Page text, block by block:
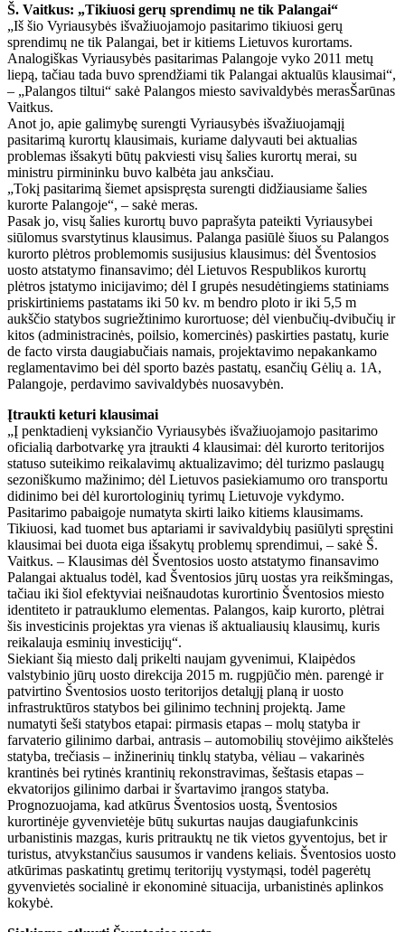
Š. Vaitkus: „Tikiuosi gerų sprendimų ne tik Palangai“
„Iš šio Vyriausybės išvažiuojamojo pasitarimo tikiuosi gerų
sprendimų ne tik Palangai, bet ir kitiems Lietuvos kurortams.
Analogiškas Vyriausybės pasitarimas Palangoje vyko 2011 metų
liepą, tačiau tada buvo sprendžiami tik Palangai aktualūs klausimai“,
– „Palangos tiltui“ sakė Palangos miesto savivaldybės merasŠarūnas
Vaitkus.
Anot jo, apie galimybę surengti Vyriausybės išvažiuojamąjį
pasitarimą kurortų klausimais, kuriame dalyvauti bei aktualias
problemas išsakyti būtų pakviesti visų šalies kurortų merai, su
ministru pirmininku buvo kalbėta jau anksčiau.
„Tokį pasitarimą šiemet apsispręsta surengti didžiausiame šalies
kurorte Palangoje“, – sakė meras.
Pasak jo, visų šalies kurortų buvo paprašyta pateikti Vyriausybei
siūlomus svarstytinus klausimus. Palanga pasiūlė šiuos su Palangos
kurorto plėtros problemomis susijusius klausimus: dėl Šventosios
uosto atstatymo finansavimo; dėl Lietuvos Respublikos kurortų
plėtros įstatymo inicijavimo; dėl I grupės nesudėtingiems statiniams
priskirtiniems pastatams iki 50 kv. m bendro ploto ir iki 5,5 m
aukščio statybos sugriežtinimo kurortuose; dėl vienbučių-dvibučių ir
kitos (administracinės, poilsio, komercinės) paskirties pastatų, kurie
de facto virsta daugiabučiais namais, projektavimo nepakankamo
reglamentavimo bei dėl sporto bazės pastatų, esančių Gėlių a. 1A,
Palangoje, perdavimo savivaldybės nuosavybėn.
Įtraukti keturi klausimai
„Į penktadienį vyksiančio Vyriausybės išvažiuojamojo pasitarimo
oficialią darbotvarkę yra įtraukti 4 klausimai: dėl kurorto teritorijos
statuso suteikimo reikalavimų aktualizavimo; dėl turizmo paslaugų
sezoniškumo mažinimo; dėl Lietuvos pasiekiamumo oro transportu
didinimo bei dėl kurortologinių tyrimų Lietuvoje vykdymo.
Pasitarimo pabaigoje numatyta skirti laiko kitiems klausimams.
Tikiuosi, kad tuomet bus aptariami ir savivaldybių pasiūlyti spręstini
klausimai bei duota eiga išsakytų problemų sprendimui, – sakė Š.
Vaitkus. – Klausimas dėl Šventosios uosto atstatymo finansavimo
Palangai aktualus todėl, kad Šventosios jūrų uostas yra reikšmingas,
tačiau iki šiol efektyviai neišnaudotas kurortinio Šventosios miesto
identiteto ir patrauklumo elementas. Palangos, kaip kurorto, plėtrai
šis investicinis projektas yra vienas iš aktualiausių klausimų, kuris
reikalauja esminių investicijų“.
Siekiant šią miesto dalį prikelti naujam gyvenimui, Klaipėdos
valstybinio jūrų uosto direkcija 2015 m. rugpjūčio mėn. parengė ir
patvirtino Šventosios uosto teritorijos detalųjį planą ir uosto
infrastruktūros statybos bei gilinimo techninį projektą. Jame
numatyti šeši statybos etapai: pirmasis etapas – molų statyba ir
farvaterio gilinimo darbai, antrasis – automobilių stovėjimo aikštelės
statyba, trečiasis – inžinerinių tinklų statyba, vėliau – vakarinės
krantinės bei rytinės krantinių rekonstravimas, šeštasis etapas –
ekvatorijos gilinimo darbai ir švartavimo įrangos statyba.
Prognozuojama, kad atkūrus Šventosios uostą, Šventosios
kurortinėje gyvenvietėje būtų sukurtas naujas daugiafunkcinis
urbanistinis mazgas, kuris pritrauktų ne tik vietos gyventojus, bet ir
turistus, atvykstančius sausumos ir vandens keliais. Šventosios uosto
atkūrimas paskatintų gretimų teritorijų vystymąsi, todėl pagerėtų
gyvenvietės socialinė ir ekonominė situacija, urbanistinės aplinkos
kokybė.